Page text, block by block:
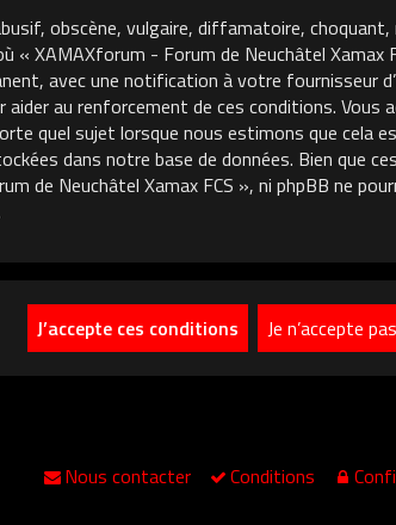
obscène, vulgaire, diffamatoire,
« XAMAXforum - Forum de Neuchâtel
avec une notification à votre fournisseur
au renforcement de ces conditions. Vous
quel sujet lorsque nous estimons que
dans notre base de données. Bien que
de Neuchâtel Xamax FCS », ni phpBB ne
Conditions
Nous contacter